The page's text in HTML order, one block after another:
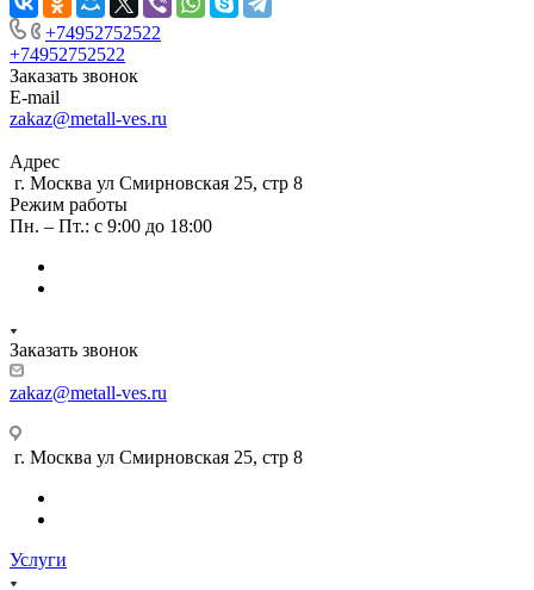
+74952752522
+74952752522
Заказать звонок
E-mail
zakaz@metall-ves.ru
Адрес
г. Москва ул Смирновская 25, стр 8
Режим работы
Пн. – Пт.: с 9:00 до 18:00
Заказать звонок
zakaz@metall-ves.ru
г. Москва ул Смирновская 25, стр 8
Услуги